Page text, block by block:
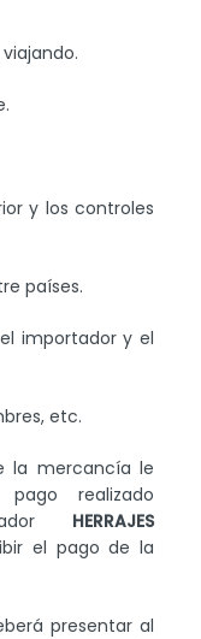
y los controles
países.
importador y el
etc.
la mercancía le
realizado
HERRAJES
el pago de la
presentar al